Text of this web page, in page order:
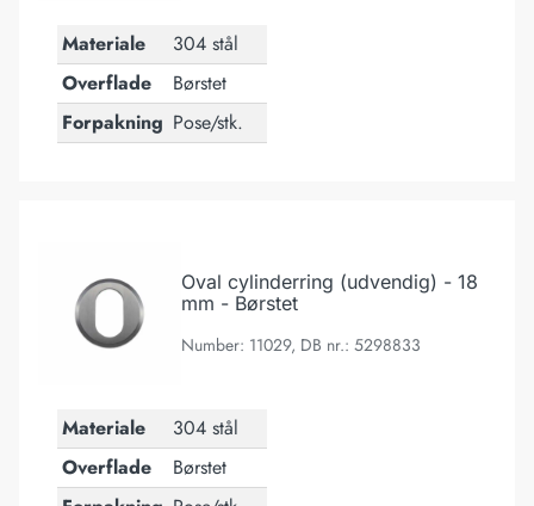
Materiale
304 stål
Overflade
Børstet
Forpakning Pose/stk.
Oval cylinderring (udvendig) - 18
mm - Børstet
Number: 11029, DB nr.: 5298833
Materiale
304 stål
Overflade
Børstet